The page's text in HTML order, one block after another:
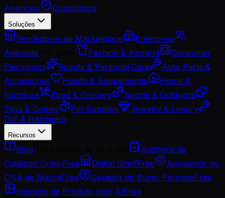
Anúncios
Compliance
Soluções
Vendedores de Marketplace
Enterprise
Agências
Fashion & Apparel
Consumer
Electronics
Beauty & Personal Care
Auto Parts &
Accessories
Health & Supplements
Home &
Furniture
Food & Grocery
Sports & Outdoors
Toys & Games
Pet Supplies
Jewelry & Luxury
DIY & Hardware
Recursos
Blog
Auditoria de
Catálogo GrátisFree Digital ShelfFree
Analisador de
DNA de MarcaFree Gerador de Buyer PersonaFree
Imagens de Produto com AIFree